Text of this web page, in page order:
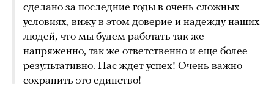
сделано за последние годы в очень сложных
условиях, вижу в этом доверие и надежду наших
людей, что мы будем работать так же
напряженно, так же ответственно и еще более
результативно. Нас ждет успех! Очень важно
сохранить это единство!